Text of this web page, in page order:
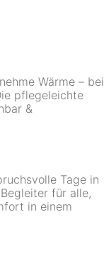
Wärme – bei
pflegeleichte
&
Tage in
für alle,
in einem